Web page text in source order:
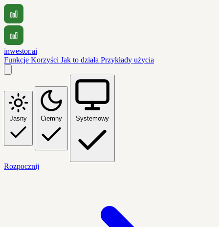
inwestor.ai
Funkcje Korzyści Jak to działa Przykłady użycia
Jasny Ciemny Systemowy
Rozpocznij